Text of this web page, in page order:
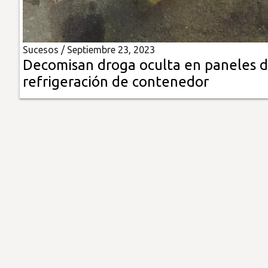
Insólitas
Multimedia
Impreso
Sucesos / Septiembre 23, 2023
Decomisan droga oculta en paneles
refrigeración de contenedor